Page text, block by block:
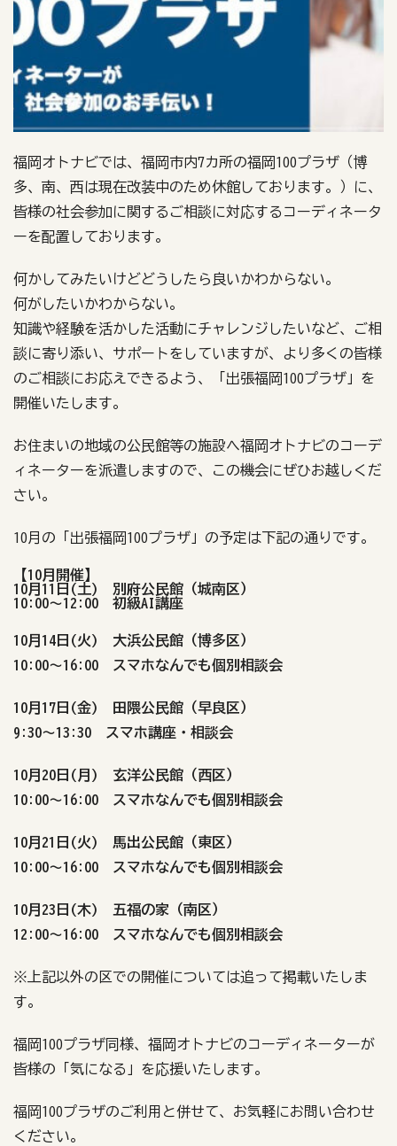
福岡オトナビでは、福岡市内7カ所の福岡100プラザ（博
多、南、西は現在改装中のため休館しております。）に、
皆様の社会参加に関するご相談に対応するコーディネータ
ーを配置しております。
何かしてみたいけどどうしたら良いかわからない。
何がしたいかわからない。
知識や経験を活かした活動にチャレンジしたいなど、ご相
談に寄り添い、サポートをしていますが、より多くの皆様
のご相談にお応えできるよう、「出張福岡100プラザ」を
開催いたします。
お住まいの地域の公民館等の施設へ福岡オトナビのコーデ
ィネーターを派遣しますので、この機会にぜひお越しくだ
さい。
10月の「出張福岡100プラザ」の予定は下記の通りです。
【10月開催】
10月11日(土) 別府公民館（城南区）
10:00～12:00 初級AI講座
10月14日(火) 大浜公民館（博多区）
10:00～16:00 スマホなんでも個別相談会
10月17日(金) 田隈公民館（早良区）
9:30～13:30 スマホ講座・相談会
10月20日(月) 玄洋公民館（西区）
10:00～16:00 スマホなんでも個別相談会
10月21日(火) 馬出公民館（東区）
10:00～16:00 スマホなんでも個別相談会
10月23日(木) 五福の家（南区）
12:00～16:00 スマホなんでも個別相談会
※上記以外の区での開催については追って掲載いたしま
す。
福岡100プラザ同様、福岡オトナビのコーディネーターが
皆様の「気になる」を応援いたします。
福岡100プラザのご利用と併せて、お気軽にお問い合わせ
ください。